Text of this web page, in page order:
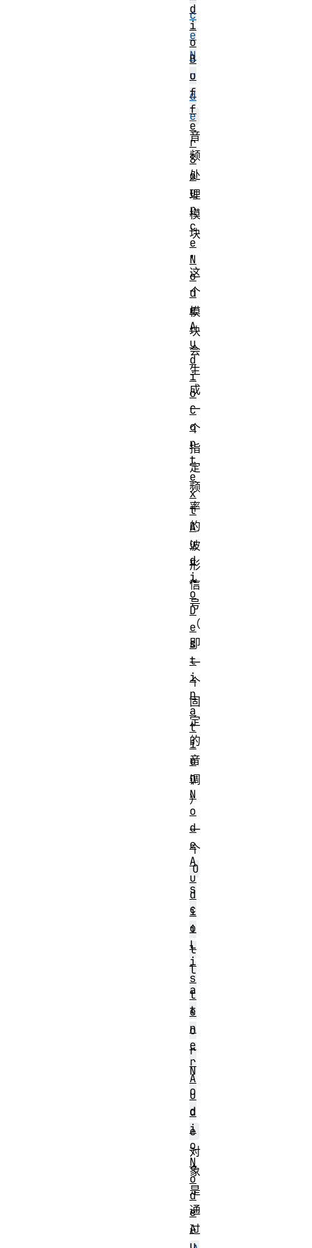
c
e
N
o
d
e
音
频
处
理
模
块
，
这
个
模
块
会
生
成
一
个
指
定
频
率
的
波
形
信
号
（
即
一
个
固
定
的
音
调
）
一
个
O
s
c
i
l
l
a
t
o
r
N
o
d
e
对
象
是
通
过
d
i
o
B
u
f
f
e
r
S
o
u
r
c
e
N
o
d
e
A
u
d
i
o
C
o
n
t
e
x
t
A
u
d
i
o
D
e
s
t
i
n
a
t
i
o
n
N
o
d
e
A
u
d
i
o
L
i
s
t
e
n
e
r
A
u
d
i
o
N
o
d
e
A